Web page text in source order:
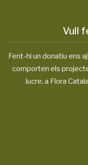
Vull
Fent-hi un donatiu ens
comporten els
lucre, a Flora